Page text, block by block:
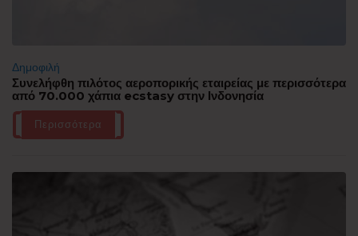
Δημοφιλή
Συνελήφθη πιλότος αεροπορικής εταιρείας με περισσότερα
από 70.000 χάπια ecstasy στην Ινδονησία
Περισσότερα